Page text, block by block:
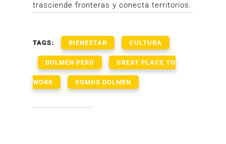
trasciende fronteras y conecta territorios.
TAGS: BIENESTAR CULTURA
DOLMEN PERÚ GREAT PLACE TO
WORK SOMOS DOLMEN